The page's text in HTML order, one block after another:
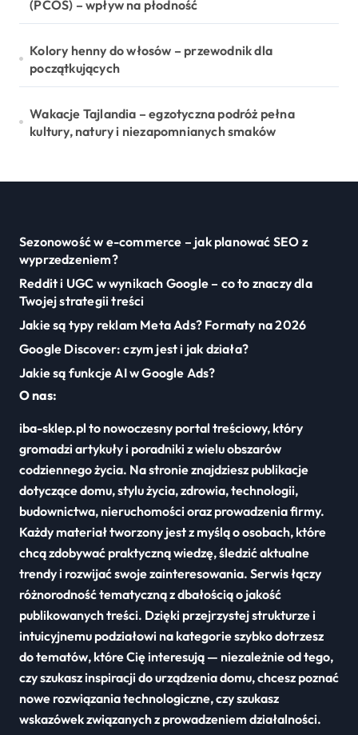
(PCOS) – wpływ na płodność
Kolory henny do włosów – przewodnik dla
początkujących
Wakacje Tajlandia – egzotyczna podróż pełna
kultury, natury i niezapomnianych smaków
Sezonowość w e-commerce – jak planować SEO z
wyprzedzeniem?
Reddit i UGC w wynikach Google – co to znaczy dla
Twojej strategii treści
Jakie są typy reklam Meta Ads? Formaty na 2026
Google Discover: czym jest i jak działa?
Jakie są funkcje AI w Google Ads?
O nas:
iba-sklep.pl to nowoczesny portal treściowy, który
gromadzi artykuły i poradniki z wielu obszarów
codziennego życia. Na stronie znajdziesz publikacje
dotyczące domu, stylu życia, zdrowia, technologii,
budownictwa, nieruchomości oraz prowadzenia firmy.
Każdy materiał tworzony jest z myślą o osobach, które
chcą zdobywać praktyczną wiedzę, śledzić aktualne
trendy i rozwijać swoje zainteresowania. Serwis łączy
różnorodność tematyczną z dbałością o jakość
publikowanych treści. Dzięki przejrzystej strukturze i
intuicyjnemu podziałowi na kategorie szybko dotrzesz
do tematów, które Cię interesują — niezależnie od tego,
czy szukasz inspiracji do urządzenia domu, chcesz poznać
nowe rozwiązania technologiczne, czy szukasz
wskazówek związanych z prowadzeniem działalności.